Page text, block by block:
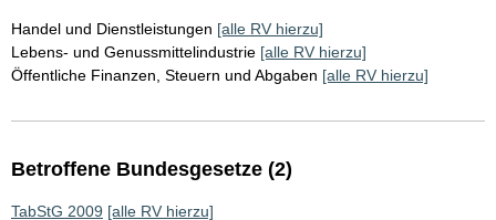
Handel und Dienstleistungen [alle RV hierzu]
Lebens- und Genussmittelindustrie [alle RV hierzu]
Öffentliche Finanzen, Steuern und Abgaben [alle RV hierzu]
Betroffene Bundesgesetze (2)
TabStG 2009 [alle RV hierzu]